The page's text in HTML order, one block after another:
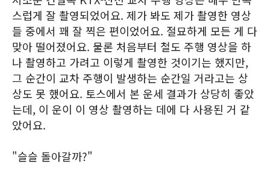
스럽게 잘 촬영되었어요. 제가 봐도 제가 촬영한 영상
들 중에서 꽤 잘 찍은 편이었어요. 절묘하게 모든 게 다
맞아 떨어졌어요. 물론 처음부터 철도 주행 영상을 하
나 촬영하고 가려고 이렇게 촬영한 것이기는 했지만,
그 순간이 교차 주행이 발생하는 순간일 거라고는 상
상도 못 했어요. 토스에서 본 운세 결과가 상당히 좋았
는데, 이 운이 이 영상 촬영하는 데에 다 사용된 거 같
았어요.
"슬슬 돌아갈까?"